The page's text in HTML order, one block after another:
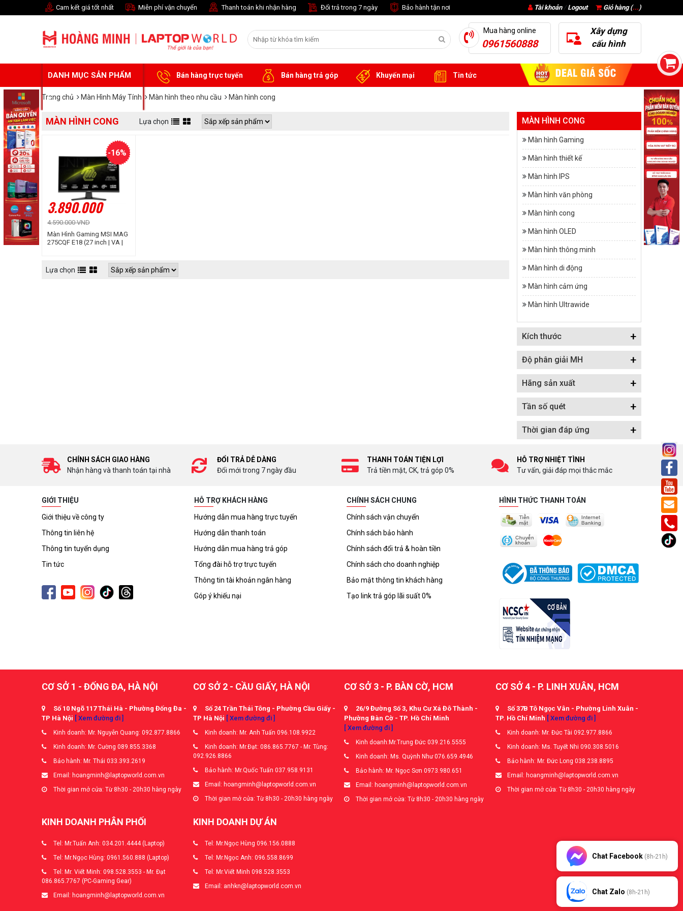
Cam kết giá tốt nhất Miễn phí vận chuyển Thanh toán khi nhận hàng Đổi trả trong 7 ngày Bảo hành tận nơi Giỏ hàng (...)
Tài khoản/ Logout
Mua hàng online
0961560888
Xây dựng
cấu hình
DANH MỤC SẢN PHẨM Bán hàng trực tuyến Bán hàng trả góp Khuyến mại Tin tức
Trang chủ Màn Hình Máy Tính Màn hình theo nhu cầu Màn hình cong
MÀN HÌNH CONG Lựa chọn
3.890.000
4.590.000 VND
-16%
Màn Hình Gaming MSI MAG
275CQF E18 (27 inch | VA |
Lựa chọn
MÀN HÌNH CONG
Màn hình Gaming
Màn hình thiết kế
Màn hình IPS
Màn hình văn phòng
Màn hình cong
Màn hình OLED
Màn hình thông minh
Màn hình di động
Màn hình cảm ứng
Màn hình Ultrawide
Kích thước +
Độ phân giải MH +
Hãng sản xuất +
Tần số quét +
Thời gian đáp ứng +
CHÍNH SÁCH GIAO HÀNG
Nhận hàng và thanh toán tại nhà
ĐỔI TRẢ DỄ DÀNG
Đổi mới trong 7 ngày đầu
THANH TOÁN TIỆN LỢI
Trả tiền mặt, CK, trả góp 0%
HỖ TRỢ NHIỆT TÌNH
Tư vấn, giải đáp mọi thắc mắc
GIỚI THIỆU
Giới thiệu về công ty
Thông tin liên hệ
Thông tin tuyển dụng
Tin tức
HỖ TRỢ KHÁCH HÀNG
Hướng dẫn mua hàng trực tuyến
Hướng dẫn thanh toán
Hướng dẫn mua hàng trả góp
Tổng đài hỗ trợ trực tuyến
Thông tin tài khoản ngân hàng
Góp ý khiếu nại
CHÍNH SÁCH CHUNG
Chính sách vận chuyển
Chính sách bảo hành
Chính sách đổi trả & hoàn tiền
Chính sách cho doanh nghiệp
Bảo mật thông tin khách hàng
Tạo link trả góp lãi suất 0%
HÌNH THỨC THANH TOÁN
CƠ SỞ 1 - ĐỐNG ĐA, HÀ NỘI
Số 10 Ngõ 117 Thái Hà - Phường Đống Đa -
TP Hà Nội [ Xem đường đi ]
Kinh doanh: Mr. Nguyễn Quang: 092.877.8866
Kinh doanh: Mr. Cường 089.855.3368
Bảo hành: Mr. Thái 033.393.2619
Email: hoangminh@laptopworld.com.vn
Thời gian mở cửa: Từ 8h30 - 20h30 hàng ngày
CƠ SỞ 2 - CẦU GIẤY, HÀ NỘI
Số 24 Trần Thái Tông - Phường Cầu Giấy -
TP Hà Nội [ Xem đường đi ]
Kinh doanh: Mr. Anh Tuấn 096.108.9922
Kinh doanh: Mr.Đạt: 086.865.7767 - Mr. Tùng:
092.926.8866
Bảo hành: Mr.Quốc Tuấn 037.958.9131
Email: hoangminh@laptopworld.com.vn
Thời gian mở cửa: Từ 8h30 - 20h30 hàng ngày
CƠ SỞ 3 - P. BÀN CỜ, HCM
26/9 Đường Số 3, Khu Cư Xá Đô Thành -
Phường Bàn Cờ - TP. Hồ Chí Minh
[ Xem đường đi ]
Kinh doanh:Mr.Trung Đức 039.216.5555
Kinh doanh: Ms. Quỳnh Như 076.659.4946
Bảo hành: Mr. Ngọc Sơn 0973.980.651
Email: hoangminh@laptopworld.com.vn
Thời gian mở cửa: Từ 8h30 - 20h30 hàng ngày
CƠ SỞ 4 - P. LINH XUÂN, HCM
Số 37B Tô Ngọc Vân - Phường Linh Xuân -
TP. Hồ Chí Minh [ Xem đường đi ]
Kinh doanh: Mr. Đức Tài 092.977.8866
Kinh doanh: Ms. Tuyết Nhi 090.308.5016
Bảo hành: Mr. Đức Long 038.238.8895
Email: hoangminh@laptopworld.com.vn
Thời gian mở cửa: Từ 8h30 - 20h30 hàng ngày
KINH DOANH PHÂN PHỐI
Tel: Mr.Tuấn Anh: 034.201.4444 (Laptop)
Tel: Mr.Ngọc Hùng: 0961.560.888 (Laptop)
Tel: Mr. Viết Minh: 098.528.3553 - Mr. Đạt
086.865.7767 (PC-Gaming Gear)
Email: hoangminh@laptopworld.com.vn
KINH DOANH DỰ ÁN
Tel: Mr.Ngọc Hùng 096.156.0888
Tel: Mr.Ngọc Anh: 096.558.8699
Tel: Mr.Viết Minh 098.528.3553
Email: anhkn@laptopworld.com.vn
Chat Facebook (8h-21h)
Chat Zalo (8h-21h)